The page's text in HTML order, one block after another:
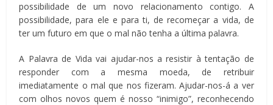
possibilidade de um novo relacionamento contigo. A
possibilidade, para ele e para ti, de recomeçar a vida, de
ter um futuro em que o mal não tenha a última palavra.
A Palavra de Vida vai ajudar-nos a resistir à tentação de
responder com a mesma moeda, de retribuir
imediatamente o mal que nos fizeram. Ajudar-nos-á a ver
com olhos novos quem é nosso “inimigo”, reconhecendo